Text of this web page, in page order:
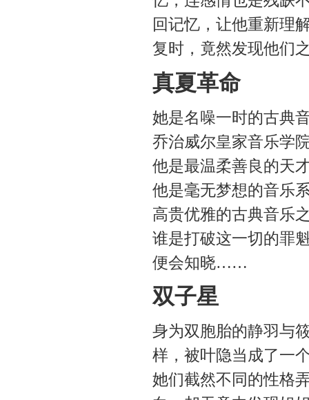
回记忆，让他重新理
复时，竟然发现他们
真夏革命
她是名噪一时的古典
乔治威尔皇家音乐学
他是最温柔善良的天
他是毫无梦想的音乐
高贵优雅的古典音乐
谁是打破这一切的罪
便会知晓……
双子星
身为双胞胎的静羽与
样，被叶隐当成了一
她们截然不同的性格